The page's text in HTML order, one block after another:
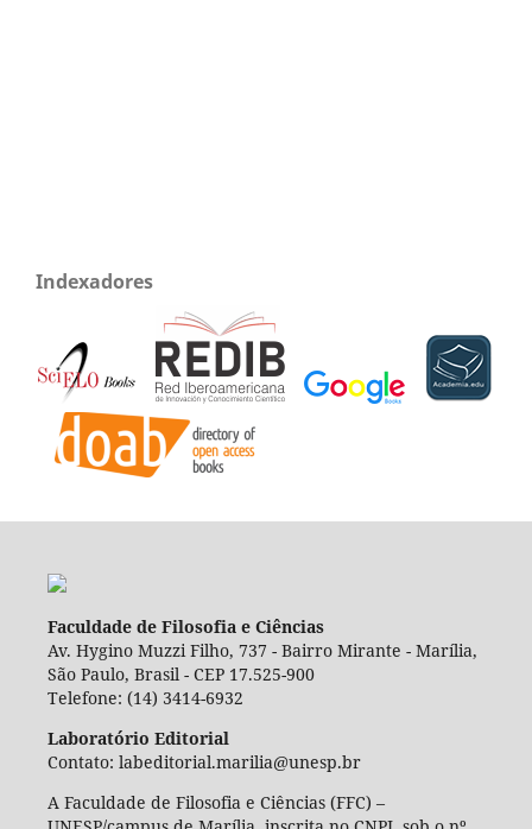
Indexadores
Faculdade de Filosofia e Ciências
Av. Hygino Muzzi Filho, 737 - Bairro Mirante - Marília,
São Paulo, Brasil - CEP 17.525-900
Telefone: (14) 3414-6932
Laboratório Editorial
Contato: labeditorial.marilia@unesp.br
A Faculdade de Filosofia e Ciências (FFC) –